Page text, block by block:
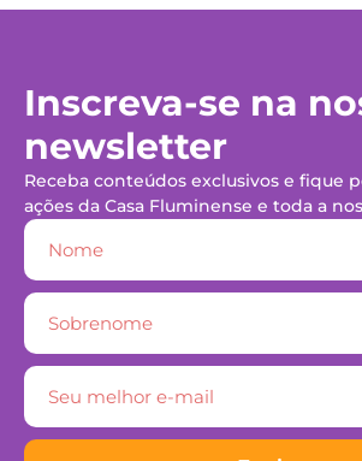
Inscreva-se na
newsletter
Receba conteúdos exclusivos e fique
ações da Casa Fluminense e toda a